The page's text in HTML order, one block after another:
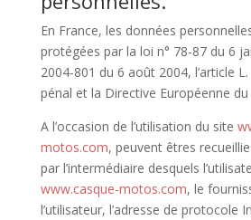
En France, les données
protégées par la loi n° 78-87 du 6
2004-801 du 6 août 2004, l’article
pénal et la Directive Européenne
A l’occasion de l’utilisation du site
motos.com, peuvent êtres
par l’intermédiaire desquels
www.casque-motos.com, le
l’utilisateur, l’adresse de protocole